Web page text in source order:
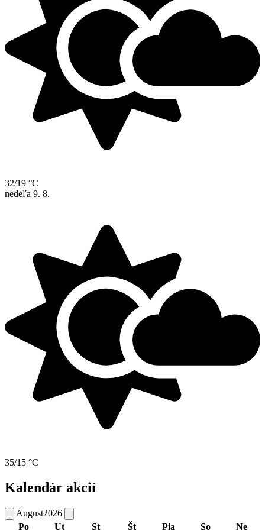
32/19 °C
nedeľa 9. 8.
35/15 °C
Kalendár akcií
August2026
Po
Ut St Št Pia So
Ne